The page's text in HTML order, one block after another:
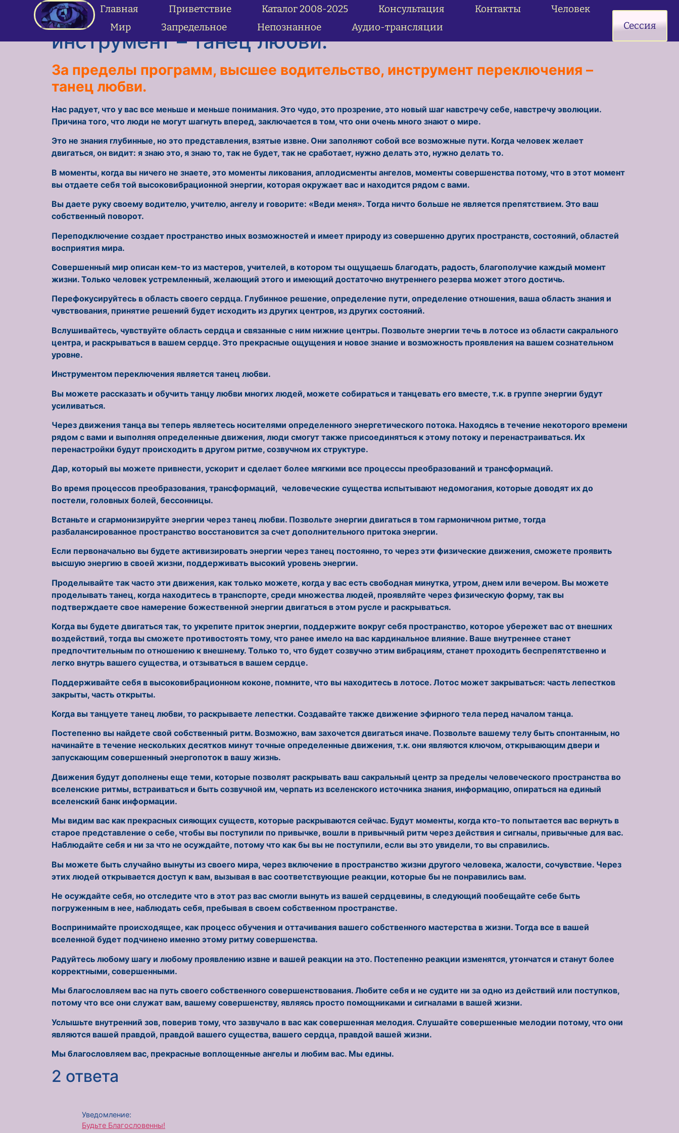
содержимому Главная Приветствие Каталог 2008-2025 Консультация Контакты
Человек
Мир
Запредельное Непознанное Аудио-трансляции Сессия
Изида практика — 21.11.09 За пределы программ,
инструмент – танец любви.
За пределы программ, высшее водительство, инструмент переключения –
танец любви.
Нас радует, что у вас все меньше и меньше понимания. Это чудо, это прозрение, это новый шаг навстречу себе, навстречу эволюции.
Причина того, что люди не могут шагнуть вперед, заключается в том, что они очень много знают о мире.
Это не знания глубинные, но это представления, взятые извне. Они заполняют собой все возможные пути. Когда человек желает
двигаться, он видит: я знаю это, я знаю то, так не будет, так не сработает, нужно делать это, нужно делать то.
В моменты, когда вы ничего не знаете, это моменты ликования, аплодисменты ангелов, моменты совершенства потому, что в этот момент
вы отдаете себя той высоковибрационной энергии, которая окружает вас и находится рядом с вами.
Вы даете руку своему водителю, учителю, ангелу и говорите: «Веди меня». Тогда ничто больше не является препятствием. Это ваш
собственный поворот.
Переподключение создает пространство иных возможностей и имеет природу из совершенно других пространств, состояний, областей
восприятия мира.
Совершенный мир описан кем-то из мастеров, учителей, в котором ты ощущаешь благодать, радость, благополучие каждый момент
жизни. Только человек устремленный, желающий этого и имеющий достаточно внутреннего резерва может этого достичь.
Перефокусируйтесь в область своего сердца. Глубинное решение, определение пути, определение отношения, ваша область знания и
чувствования, принятие решений будет исходить из других центров, из других состояний.
Вслушивайтесь, чувствуйте область сердца и связанные с ним нижние центры. Позвольте энергии течь в лотосе из области сакрального
центра, и раскрываться в вашем сердце. Это прекрасные ощущения и новое знание и возможность проявления на вашем сознательном
уровне.
Инструментом переключения является танец любви.
Вы можете рассказать и обучить танцу любви многих людей, можете собираться и танцевать его вместе, т.к. в группе энергии будут
усиливаться.
Через движения танца вы теперь являетесь носителями определенного энергетического потока. Находясь в течение некоторого времени
рядом с вами и выполняя определенные движения, люди смогут также присоединяться к этому потоку и перенастраиваться. Их
перенастройки будут происходить в другом ритме, созвучном их структуре.
Дар, который вы можете привнести, ускорит и сделает более мягкими все процессы преобразований и трансформаций.
Во время процессов преобразования, трансформаций, человеческие существа испытывают недомогания, которые доводят их до
постели, головных болей, бессонницы.
Встаньте и сгармонизируйте энергии через танец любви. Позвольте энергии двигаться в том гармоничном ритме, тогда
разбалансированное пространство восстановится за счет дополнительного притока энергии.
Если первоначально вы будете активизировать энергии через танец постоянно, то через эти физические движения, сможете проявить
высшую энергию в своей жизни, поддерживать высокий уровень энергии.
Проделывайте так часто эти движения, как только можете, когда у вас есть свободная минутка, утром, днем или вечером. Вы можете
проделывать танец, когда находитесь в транспорте, среди множества людей, проявляйте через физическую форму, так вы
подтверждаете свое намерение божественной энергии двигаться в этом русле и раскрываться.
Когда вы будете двигаться так, то укрепите приток энергии, поддержите вокруг себя пространство, которое убережет вас от внешних
воздействий, тогда вы сможете противостоять тому, что ранее имело на вас кардинальное влияние. Ваше внутреннее станет
предпочтительным по отношению к внешнему. Только то, что будет созвучно этим вибрациям, станет проходить беспрепятственно и
легко внутрь вашего существа, и отзываться в вашем сердце.
Поддерживайте себя в высоковибрационном коконе, помните, что вы находитесь в лотосе. Лотос может закрываться: часть лепестков
закрыты, часть открыты.
Когда вы танцуете танец любви, то раскрываете лепестки. Создавайте также движение эфирного тела перед началом танца.
Постепенно вы найдете свой собственный ритм. Возможно, вам захочется двигаться иначе. Позвольте вашему телу быть спонтанным, но
начинайте в течение нескольких десятков минут точные определенные движения, т.к. они являются ключом, открывающим двери и
запускающим совершенный энергопоток в вашу жизнь.
Движения будут дополнены еще теми, которые позволят раскрывать ваш сакральный центр за пределы человеческого пространства во
вселенские ритмы, встраиваться и быть созвучной им, черпать из вселенского источника знания, информацию, опираться на единый
вселенский банк информации.
Мы видим вас как прекрасных сияющих существ, которые раскрываются сейчас. Будут моменты, когда кто-то попытается вас вернуть в
старое представление о себе, чтобы вы поступили по привычке, вошли в привычный ритм через действия и сигналы, привычные для вас.
Наблюдайте себя и ни за что не осуждайте, потому что как бы вы не поступили, если вы это увидели, то вы справились.
Вы можете быть случайно вынуты из своего мира, через включение в пространство жизни другого человека, жалости, сочувствие. Через
этих людей открывается доступ к вам, вызывая в вас соответствующие реакции, которые бы не понравились вам.
Не осуждайте себя, но отследите что в этот раз вас смогли вынуть из вашей сердцевины, в следующий пообещайте себе быть
погруженным в нее, наблюдать себя, пребывая в своем собственном пространстве.
Воспринимайте происходящее, как процесс обучения и оттачивания вашего собственного мастерства в жизни. Тогда все в вашей
вселенной будет подчинено именно этому ритму совершенства.
Радуйтесь любому шагу и любому проявлению извне и вашей реакции на это. Постепенно реакции изменятся, утончатся и станут более
корректными, совершенными.
Мы благословляем вас на путь своего собственного совершенствования. Любите себя и не судите ни за одно из действий или поступков,
потому что все они служат вам, вашему совершенству, являясь просто помощниками и сигналами в вашей жизни.
Услышьте внутренний зов, поверив тому, что зазвучало в вас как совершенная мелодия. Слушайте совершенные мелодии потому, что они
являются вашей правдой, правдой вашего существа, вашего сердца, правдой вашей жизни.
Мы благословляем вас, прекрасные воплощенные ангелы и любим вас. Мы едины.
2 ответа
Уведомление:
Будьте Благословенны!